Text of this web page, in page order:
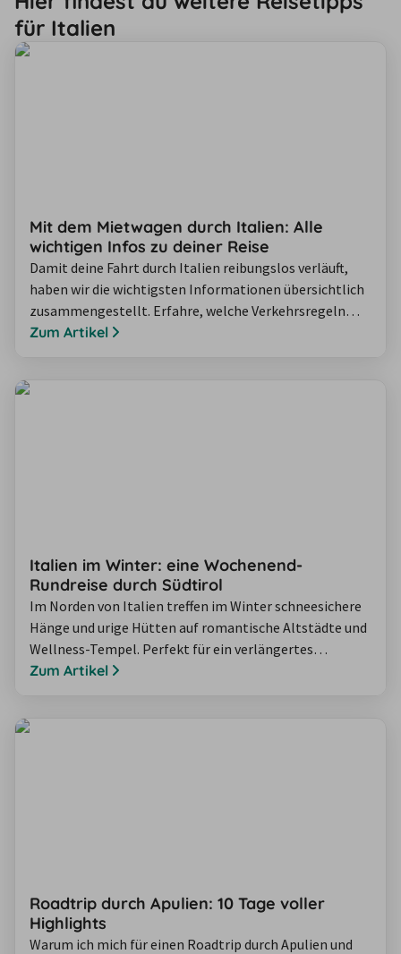
für Italien
Mit dem Mietwagen durch Italien: Alle
wichtigen Infos zu deiner Reise
Damit deine Fahrt durch Italien reibungslos verläuft,
haben wir die wichtigsten Informationen übersichtlich
zusammengestellt. Erfahre, welche Verkehrsregeln
gelten, wie Mautsysteme funktionieren, worauf du bei
Zum Artikel
Italien im Winter: eine Wochenend-
Rundreise durch Südtirol
Im Norden von Italien treffen im Winter schneesichere
Hänge und urige Hütten auf romantische Altstädte und
Wellness-Tempel. Perfekt für ein verlängertes
Wintertraum-Wochenende mit dem Mietwagen! Wir
Zum Artikel
Roadtrip durch Apulien: 10 Tage voller
Highlights
Warum ich mich für einen Roadtrip durch Apulien und